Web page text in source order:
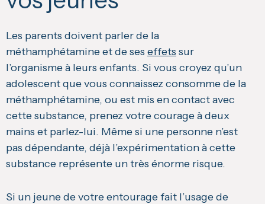
Les parents doivent parler de la
méthamphétamine et de ses effets sur
l’organisme à leurs enfants. Si vous croyez qu’un
adolescent que vous connaissez consomme de la
méthamphétamine, ou est mis en contact avec
cette substance, prenez votre courage à deux
mains et parlez-lui. Même si une personne n’est
pas dépendante, déjà l’expérimentation à cette
substance représente un très énorme risque.
Si un jeune de votre entourage fait l’usage de